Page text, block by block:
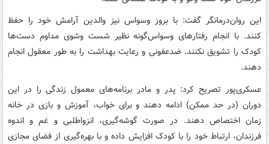
این روان‌درمانگر گفت: با بروز وسواس نیز والدین آرامش خود را حفظ
کنند. با انجام رفتارهای وسواس‌گونه نظیر شست وشوی مداوم دست‌ها
کودک را تشویق نکنند. ضدعفونی و رعایت بهداشت را به طور معقول انجام
دهند.
عسکری‌پور تصریح کرد: پدر و مادر برنامه‌های معمول زندگی را در این
دوران (در حد ممکن) ادامه دهند و برای خواب، آموزش و بازی در خانه
زمان اختصاص دهند. در صورت گوشه‌گیری، انزواطلبی و غم و اندوه
فرزندان، ارتباط خود را با کودک افزایش داده و با بهره‌گیری از فضای مجازی